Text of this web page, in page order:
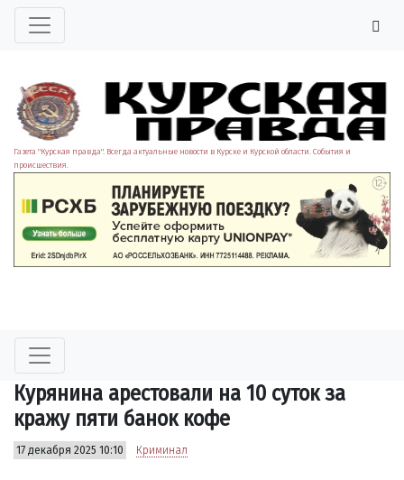
Газета "Курская правда". Всегда актуальные новости в Курске и Курской области. События и
происшествия.
Курянина арестовали на 10 суток за
кражу пяти банок кофе
17 декабря 2025 10:10 Криминал